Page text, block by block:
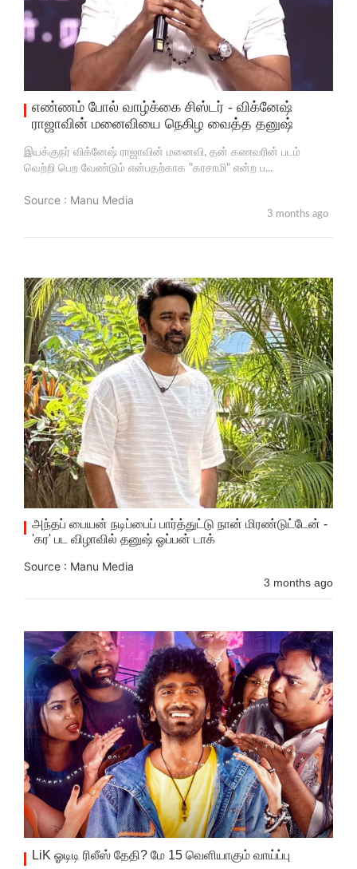
எண்ணம் போல் வாழ்க்கை சிஸ்டர் - விக்னேஷ்
ராஜாவின் மனைவியை நெகிழ வைத்த தனுஷ்
இயக்குநர் விக்னேஷ் ராஜாவின் மனைவி, தன் கணவரின் படம்
வெற்றி பெற வேண்டும் என்பதற்காக "கரசாமி" என்ற ப...
Source : Manu Media
3 months ago
அந்தப் பையன் நடிப்பைப் பார்த்துட்டு நான் மிரண்டுட்டேன் -
'கர' பட விழாவில் தனுஷ் ஓப்பன் டாக்
Source : Manu Media
3 months ago
LiK ஓடிடி ரிலீஸ் தேதி? மே 15 வெளியாகும் வாய்ப்பு